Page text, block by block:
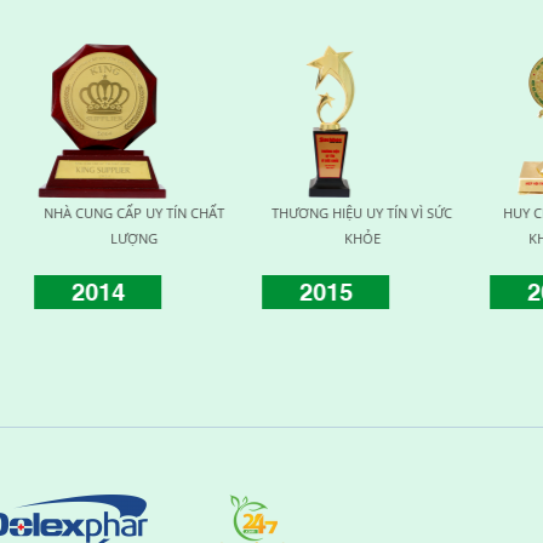
CHẤT
THƯƠNG HIỆU UY TÍN VÌ SỨC
HUY CHƯƠNG VÀNG VÌ SỨC
KHỎE CỘNG ĐỒNG